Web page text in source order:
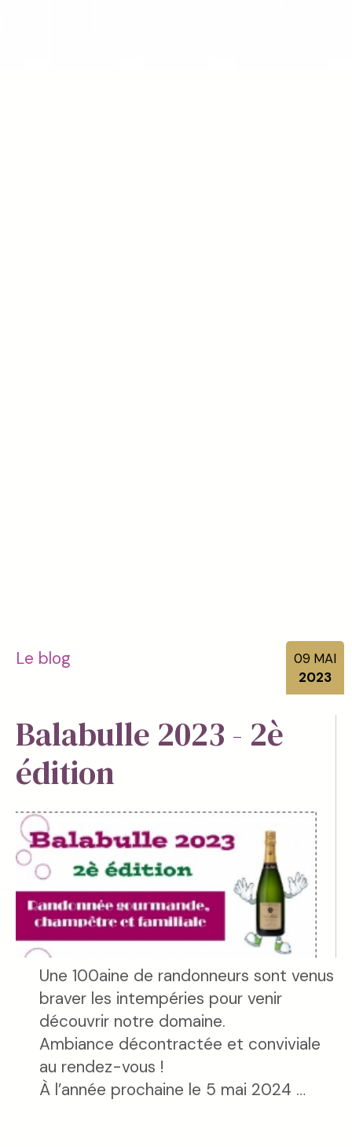
Le blog 09 MAI
2023
Balabulle 2023 - 2è
édition
Une 100aine de randonneurs sont venus
braver les intempéries pour venir
découvrir notre domaine.
Ambiance décontractée et conviviale
au rendez-vous !
À l’année prochaine le 5 mai 2024 …